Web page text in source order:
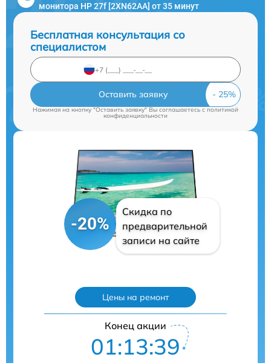
монитора HP 27f [2XN62AA] от 35 минут
Бесплатная консультация со
специалистом
Оставить заявку
Нажимая на кнопку "Оставить заявку" Вы соглашаетесь cполитикой
конфиденциальности
-20%
Скидка по
предварительной
записи на сайте
Цены на ремонт
Конец акции
01:13:38